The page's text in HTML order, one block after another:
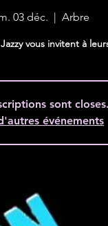
03 déc.
  |
Arbre
vous invitent à
sont closes.
événements